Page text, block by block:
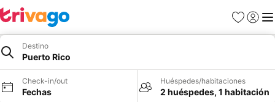
Favoritos
Iniciar
Destino
Puerto Rico
Check-in/out
Fechas
Huéspedes/habitaciones
2 huéspedes, 1 habitación